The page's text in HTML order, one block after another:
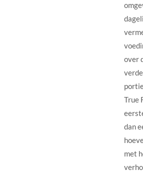
over
True
dan
met